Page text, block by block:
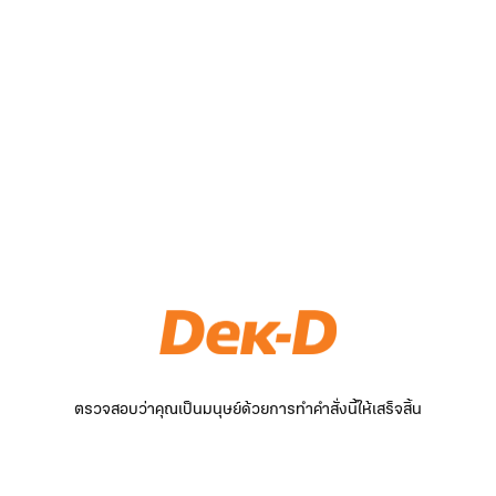
ตรวจสอบว่าคุณเป็นมนุษย์ด้วยการทำคำสั่งนี้ให้เสร็จสิ้น